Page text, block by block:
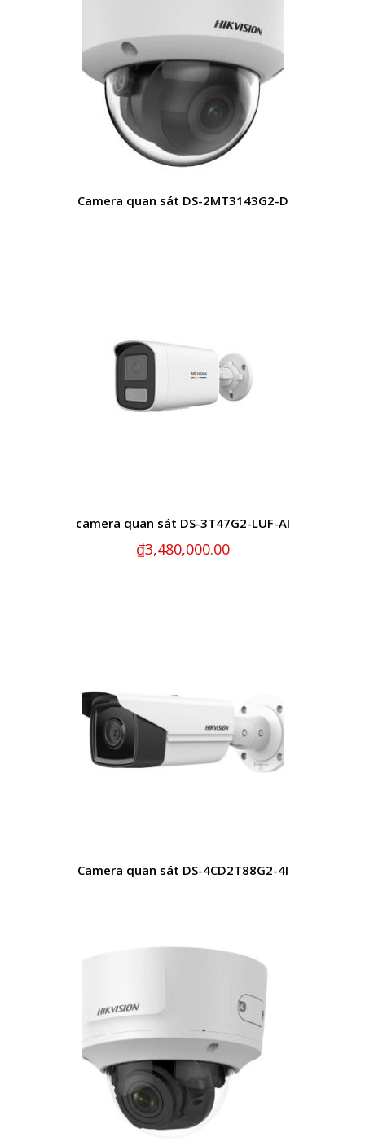
Camera quan sát DS-2MT3143G2-D
camera quan sát DS-3T47G2-LUF-AI
₫3,480,000.00
Camera quan sát DS-4CD2T88G2-4I